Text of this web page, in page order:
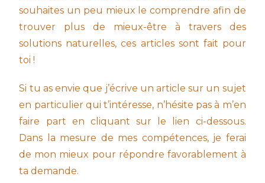
souhaites un peu mieux le comprendre afin de
trouver plus de mieux-être à travers des
solutions naturelles, ces articles sont fait pour
toi !
Si tu as envie que j’écrive un article sur un sujet
en particulier qui t’intéresse, n’hésite pas à m’en
faire part en cliquant sur le lien ci-dessous.
Dans la mesure de mes compétences, je ferai
de mon mieux pour répondre favorablement à
ta demande.